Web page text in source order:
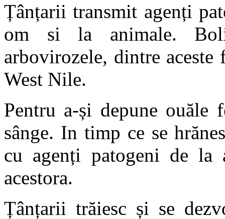
Țânțarii transmit agenți
om si la animale.
arbovirozele, dintre
West Nile.
Pentru a-și depune ouăle
sânge. In timp ce se
cu agenți patogeni de la
acestora.
Țânțarii trăiesc și se